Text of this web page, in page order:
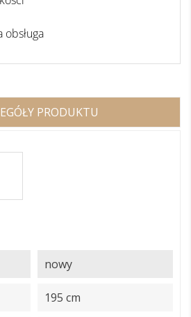
obsługa
PRODUKTU
nowy
195 cm